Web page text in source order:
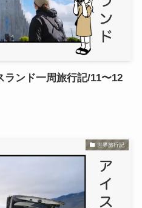
ランド一周旅行記/11〜12
世界旅行記